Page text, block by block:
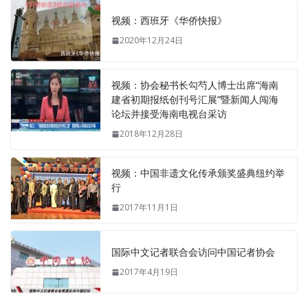
视频：西班牙《华侨快报》
2020年12月24日
视频：协会秘书长勾芍人博士出席“海南
建省初期报纸创刊号汇展”暨新闻人闯海
论坛并接受海南电视台采访
2018年12月28日
视频：中国非遗文化传承颁奖盛典纽约举
行
2017年11月1日
国际中文记者联合会访问中国记者协会
2017年4月19日